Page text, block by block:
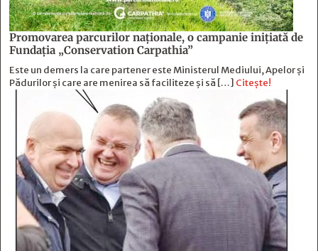
Promovarea parcurilor naționale, o campanie inițiată de
Fundația „Conservation Carpathia”
Este un demers la care partener este Ministerul Mediului, Apelor și
Pădurilor și care are menirea să faciliteze și să […] Citește!